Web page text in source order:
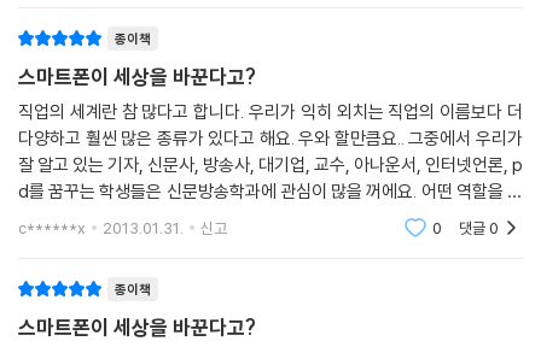
를 통해 관심이 있는 분야에 대한 보다 상세한 내용을 알아볼 수 있을 뿐 아
니라 낯선 분야를 새롭게 만나 교양을 넓힐 수 있다. 전문가들이 소개하는
분야 학문의 정수를 맛보고 알아보는 것은 자신이 가장 배우고 싶은 것, 원
하는 것이 무엇인지 알아내는 과정이 된다. 나아가 자신의 미래를 결정하
는 데도 도움이 될 것이다.
인문학적 사고를 키워 주는 교양서
「주니어 대학」 시리즈는 단순히 낱낱의 학문을 소개하고 핵심 내용을 전달
하는 데 그치지 않는다. 각 분야 학문의 주요 이슈를 차근차근 살피다 보면
모든 학문이 우리가 사는 세계를 이해하고, 인간을 이해하기 위해 발전해
종이책
스마트폰이 세상을 바꾼다고?
직업의 세계란 참 많다고 합니다. 우리가 익히 외치는 직업의 이름보다 더
다양하고 훨씬 많은 종류가 있다고 해요. 우와 할만큼요.. 그중에서 우리가
잘 알고 있는 기자, 신문사, 방송사, 대기업, 교수, 아나운서, 인터넷언론, p
d를 꿈꾸는 학생들은 신문방송학과에 관심이 많을 꺼에요. 어떤 역할을 하
고, 어떤 소명을 가져야 할 지 다양한 각도로 알고 싶기도 할 것 같아요.
c******x 2013.01.31. 신고 0 댓글0
종이책
스마트폰이 세상을 바꾼다고?